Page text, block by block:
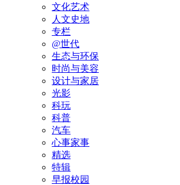
文化艺术
人文史地
专栏
@世代
生态与环保
时尚与美容
设计与家居
光影
科玩
科普
汽车
心事家事
精选
特辑
早报校园